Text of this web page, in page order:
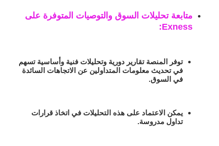
متابعة تحليلات السوق والتوصيات المتوفرة على
Exness
:
توفر المنصة تقارير دورية وتحليلات فنية وأساسية تسهم
في تحديث معلومات المتداولين عن الاتجاهات السائدة
في السوق.
يمكن الاعتماد على هذه التحليلات في اتخاذ قرارات
تداول مدروسة.